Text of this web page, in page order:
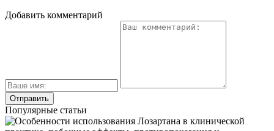
Добавить комментарий
Популярные статьи